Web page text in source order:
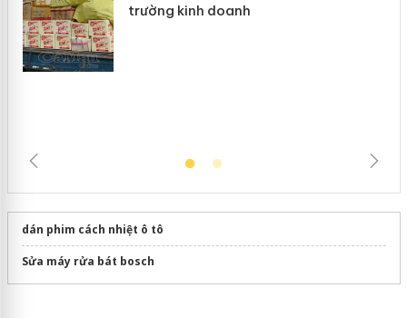
dán phim cách nhiệt ô tô
Sửa máy rửa bát bosch